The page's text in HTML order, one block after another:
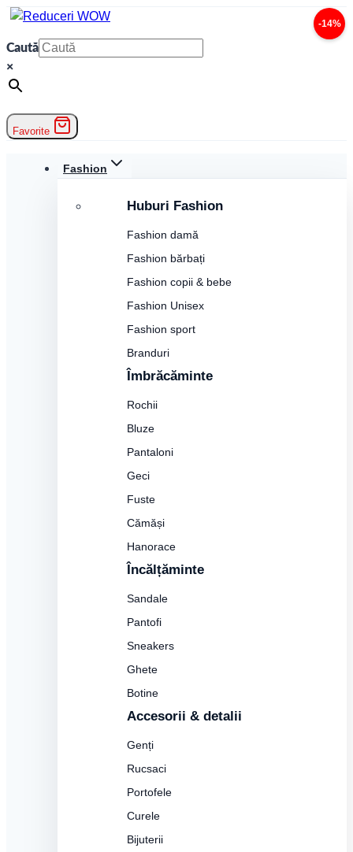
Skip
content
Caută
×
Favorite
Fashion
Huburi Fashion
Fashion damă
Fashion bărbați
Fashion copii & bebe
Fashion Unisex
Fashion sport
Branduri
Îmbrăcăminte
Rochii
Bluze
Pantaloni
Geci
Fuste
Cămăși
Hanorace
Încălțăminte
Sandale
Pantofi
Sneakers
Ghete
Botine
Accesorii & detalii
Genți
Rucsaci
Portofele
Curele
Bijuterii
-14%